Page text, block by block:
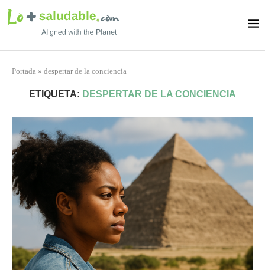
Portada » despertar de la conciencia
ETIQUETA: DESPERTAR DE LA CONCIENCIA